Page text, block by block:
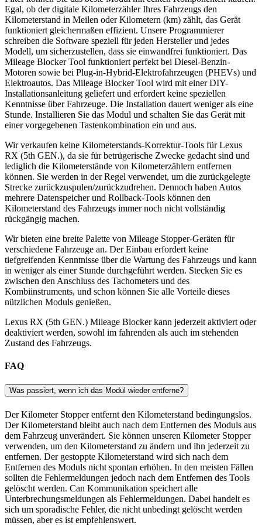
Egal, ob der digitale Kilometerzähler Ihres Fahrzeugs den
Kilometerstand in Meilen oder Kilometern (km) zählt, das Gerät
funktioniert gleichermaßen effizient. Unsere Programmierer
schreiben die Software speziell für jeden Hersteller und jedes
Modell, um sicherzustellen, dass sie einwandfrei funktioniert. Das
Mileage Blocker Tool funktioniert perfekt bei Diesel-Benzin-
Motoren sowie bei Plug-in-Hybrid-Elektrofahrzeugen (PHEVs) und
Elektroautos. Das Mileage Blocker Tool wird mit einer DIY-
Installationsanleitung geliefert und erfordert keine speziellen
Kenntnisse über Fahrzeuge. Die Installation dauert weniger als eine
Stunde. Installieren Sie das Modul und schalten Sie das Gerät mit
einer vorgegebenen Tastenkombination ein und aus.
Wir verkaufen keine Kilometerstands-Korrektur-Tools für Lexus
RX (5th GEN.), da sie für betrügerische Zwecke gedacht sind und
lediglich die Kilometerstände von Kilometerzählern entfernen
können. Sie werden in der Regel verwendet, um die zurückgelegte
Strecke zurückzuspulen/zurückzudrehen. Dennoch haben Autos
mehrere Datenspeicher und Rollback-Tools können den
Kilometerstand des Fahrzeugs immer noch nicht vollständig
rückgängig machen.
Wir bieten eine breite Palette von Mileage Stopper-Geräten für
verschiedene Fahrzeuge an. Der Einbau erfordert keine
tiefgreifenden Kenntnisse über die Wartung des Fahrzeugs und kann
in weniger als einer Stunde durchgeführt werden. Stecken Sie es
zwischen den Anschluss des Tachometers und des
Kombiinstruments, und schon können Sie alle Vorteile dieses
nützlichen Moduls genießen.
Lexus RX (5th GEN.) Mileage Blocker kann jederzeit aktiviert oder
deaktiviert werden, sowohl im fahrenden als auch im stehenden
Zustand des Fahrzeugs.
FAQ
Was passiert, wenn ich das Modul wieder entferne?
Der Kilometer Stopper entfernt den Kilometerstand bedingungslos.
Der Kilometerstand bleibt auch nach dem Entfernen des Moduls aus
dem Fahrzeug unverändert. Sie können unseren Kilometer Stopper
verwenden, um den Kilometerstand zu ändern und ihn jederzeit zu
entfernen. Der gestoppte Kilometerstand wird sich nach dem
Entfernen des Moduls nicht spontan erhöhen. In den meisten Fällen
sollten die Fehlermeldungen jedoch nach dem Entfernen des Tools
gelöscht werden. Can Kommunikation speichert alle
Unterbrechungsmeldungen als Fehlermeldungen. Dabei handelt es
sich um sporadische Fehler, die nicht unbedingt gelöscht werden
müssen, aber es ist empfehlenswert.